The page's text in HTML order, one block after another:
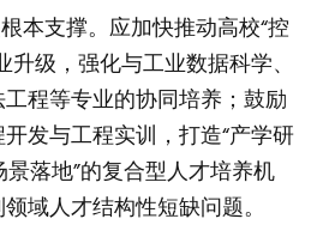
本支撑。应加快推动高校“控
升级，强化与工业数据科学、
程等专业的协同培养；鼓励
发与工程实训，打造“产学研
落地”的复合型人才培养机
域人才结构性短缺问题。